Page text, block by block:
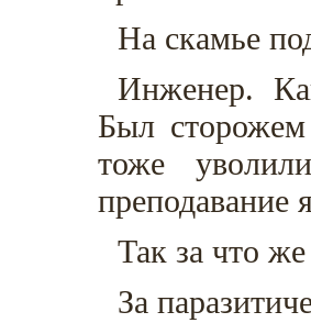
На скамье
Инженер.
Был
тоже
преподавание
Так за что же
За